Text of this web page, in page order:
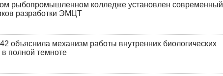
рыбопромышленном колледже установлен современный
разработки ЭМЦТ
объяснила механизм работы внутренних биологических
в полной темноте